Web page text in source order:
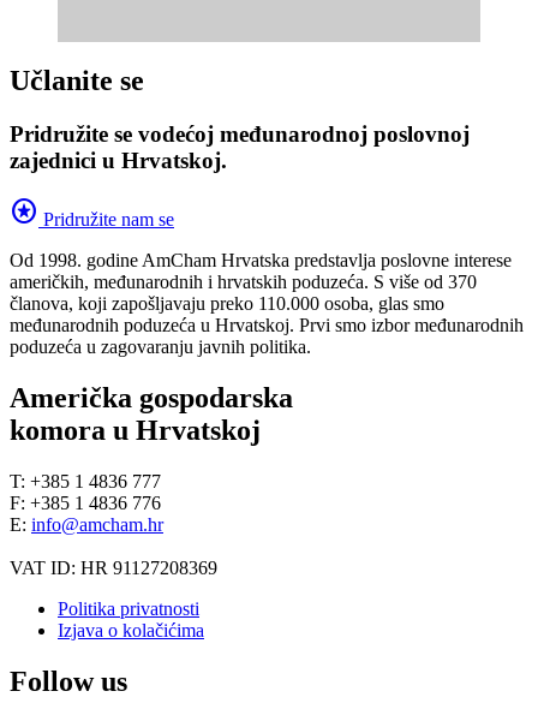
Učlanite se
Pridružite se vodećoj međunarodnoj poslovnoj
zajednici u Hrvatskoj.
stars Pridružite nam se
Od 1998. godine AmCham Hrvatska predstavlja poslovne interese
američkih, međunarodnih i hrvatskih poduzeća. S više od 370
članova, koji zapošljavaju preko 110.000 osoba, glas smo
međunarodnih poduzeća u Hrvatskoj. Prvi smo izbor međunarodnih
poduzeća u zagovaranju javnih politika.
Američka gospodarska
komora u Hrvatskoj
T: +385 1 4836 777
F: +385 1 4836 776
E: info@amcham.hr
VAT ID: HR 91127208369
Politika privatnosti
Izjava o kolačićima
Follow us